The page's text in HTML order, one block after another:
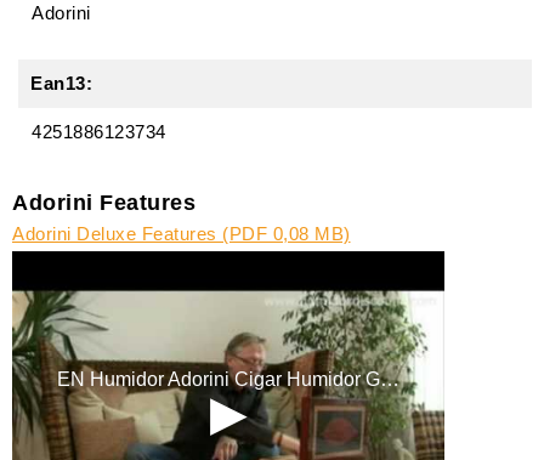
Adorini
Ean13:
4251886123734
Adorini Features
Adorini Deluxe Features (PDF 0,08 MB)